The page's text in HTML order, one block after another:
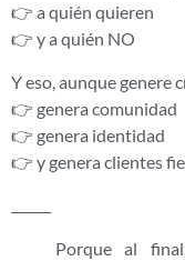
👉 a quién quieren
👉 y a quién NO
Y eso, aunque genere
👉 genera comunidad
👉 genera identidad
👉 y genera clientes
Porque al